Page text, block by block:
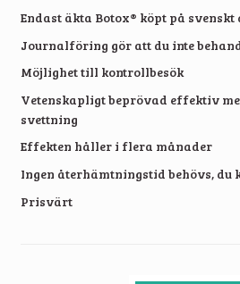
Endast äkta Botox® köpt på
Journalföring gör att du inte
Möjlighet till kontrollbesök
Vetenskapligt beprövad effektiv
svettning
Effekten håller i flera månader
Ingen återhämtningstid behövs, du
Prisvärt